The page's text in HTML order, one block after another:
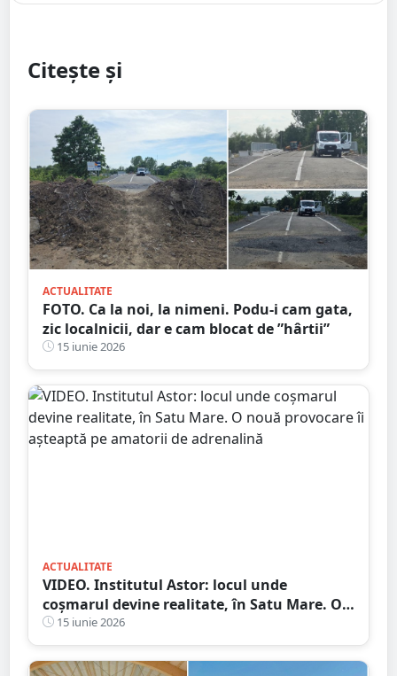
Citește și
ACTUALITATE
FOTO. Ca la noi, la nimeni. Podu-i cam gata,
zic localnicii, dar e cam blocat de ”hârtii”
15 iunie 2026
ACTUALITATE
VIDEO. Institutul Astor: locul unde
coșmarul devine realitate, în Satu Mare. O
nouă provocare îi așteaptă pe amatorii de
adrenalină
15 iunie 2026